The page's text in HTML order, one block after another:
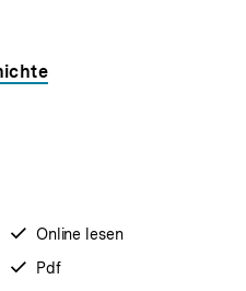
verfügbar
Online lesen
verfügbar
Pdf